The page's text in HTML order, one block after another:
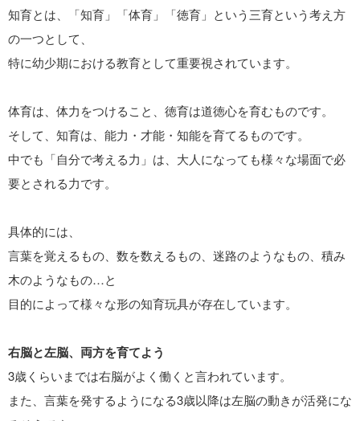
知育とは、「知育」「体育」「徳育」という三育という考え方
の一つとして、
特に幼少期における教育として重要視されています。
体育は、体力をつけること、徳育は道徳心を育むものです。
そして、知育は、能力・才能・知能を育てるものです。
中でも「自分で考える力」は、大人になっても様々な場面で必
要とされる力です。
具体的には、
言葉を覚えるもの、数を数えるもの、迷路のようなもの、積み
木のようなもの…と
目的によって様々な形の知育玩具が存在しています。
右脳と左脳、両方を育てよう
3歳くらいまでは右脳がよく働くと言われています。
また、言葉を発するようになる3歳以降は左脳の動きが活発にな